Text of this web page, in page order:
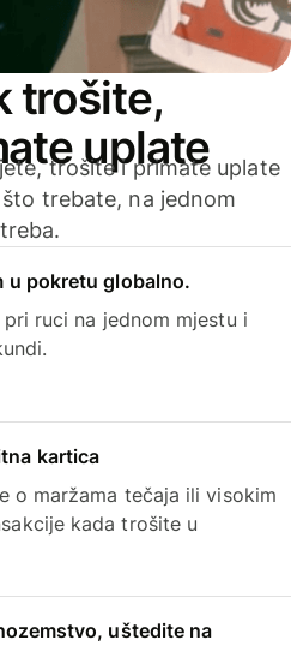
trošite,
uplate
trošite i primate uplate
trebate, na jednom
u pokretu globalno.
ruci na jednom mjestu i
kartica
o maržama tečaja ili visokim
kada trošite u
uštedite na